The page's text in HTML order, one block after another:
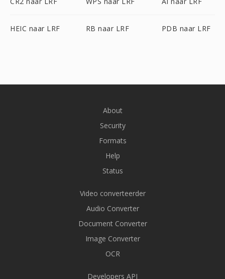
HEIC naar LRF RB naar LRF PDB naar LRF
About
Security
Formats
Help
Status
Video converteerder
Audio Converter
Document Converter
Image Converter
OCR
Developers API